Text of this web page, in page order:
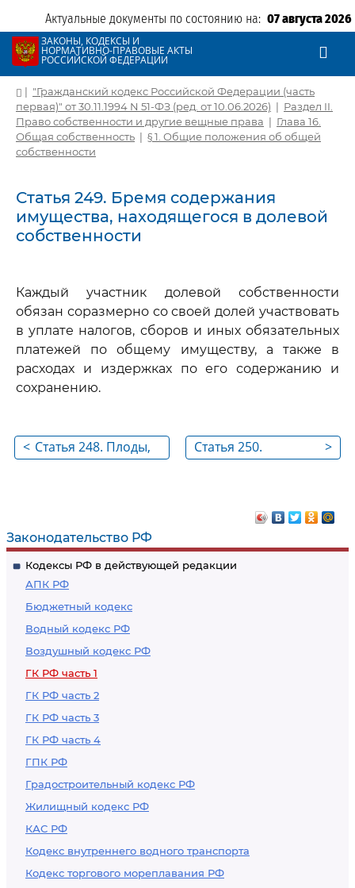
Актуальные документы по состоянию на: 07 августа 2026
ЗАКОНЫ, КОДЕКСЫ И
НОРМАТИВНО-ПРАВОВЫЕ АКТЫ
РОССИЙСКОЙ ФЕДЕРАЦИИ
Законодательство РФ
Кодексы РФ в действующей редакции
АПК РФ
Бюджетный кодекс
Водный кодекс РФ
Воздушный кодекс РФ
ГК РФ часть 1
ГК РФ часть 2
ГК РФ часть 3
ГК РФ часть 4
ГПК РФ
Градостроительный кодекс РФ
Жилищный кодекс РФ
КАС РФ
Кодекс внутреннего водного транспорта
Кодекс торгового мореплавания РФ
| "Гражданский кодекс Российской Федерации (часть
первая)" от 30.11.1994 N 51-ФЗ (ред. от 10.06.2026) | Раздел II.
Право собственности и другие вещные права | Глава 16.
Общая собственность | § 1. Общие положения об общей
собственности
Статья 249. Бремя содержания
имущества, находящегося в долевой
собственности
Каждый участник долевой собственности
обязан соразмерно со своей долей участвовать
в уплате налогов, сборов и иных обязательных
платежей по общему имуществу, а также в
расходах и издержках по его содержанию и
сохранению.
< Статья 248. Плоды,
находящегося в
долевой
собственности
>
Статья 250.